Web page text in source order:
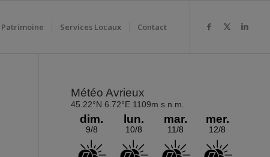
Services Locaux Contact